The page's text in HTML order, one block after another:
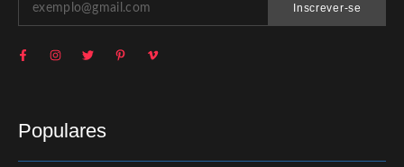
Inscrever-se
Populares